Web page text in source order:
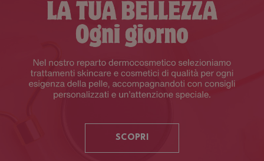
SCOPRI